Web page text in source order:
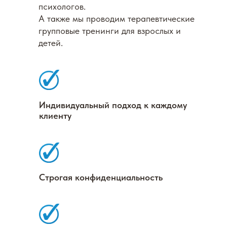
психологов.
А также мы проводим терапевтические
групповые тренинги для взрослых и
детей.
Индивидуальный подход к каждому
клиенту
Строгая конфиденциальность